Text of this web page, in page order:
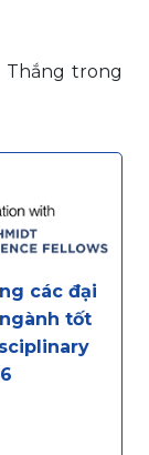
trong
các đại
tốt